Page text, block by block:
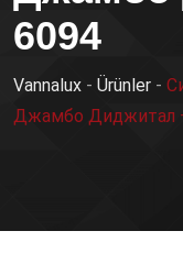
6094
Vannalux - Ürünler -
Джамбо Диджитал